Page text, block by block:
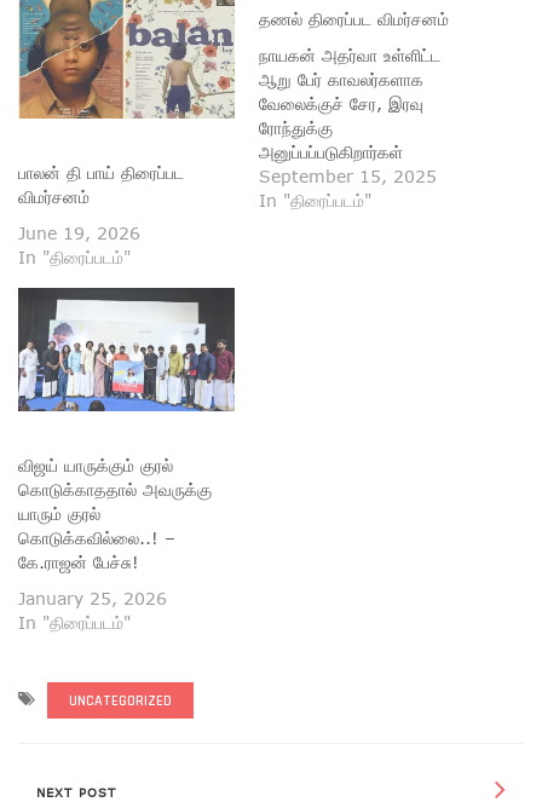
பாலன் தி பாய் திரைப்பட
விமர்சனம்
June 19, 2026
In "திரைப்படம்"
தணல் திரைப்பட விமர்சனம்
நாயகன் அதர்வா உள்ளிட்ட
ஆறு பேர் காவலர்களாக
வேலைக்குச் சேர, இரவு
ரோந்துக்கு
அனுப்பப்படுகிறார்கள்
அனைவரும். வழியில்
சந்தேகத்துக்கு இடமான
September 15, 2025
In "திரைப்படம்"
விஜய் யாருக்கும் குரல்
கொடுக்காததால் அவருக்கு
யாரும் குரல்
கொடுக்கவில்லை..! –
கே.ராஜன் பேச்சு!
January 25, 2026
In "திரைப்படம்"
UNCATEGORIZED
NEXT POST